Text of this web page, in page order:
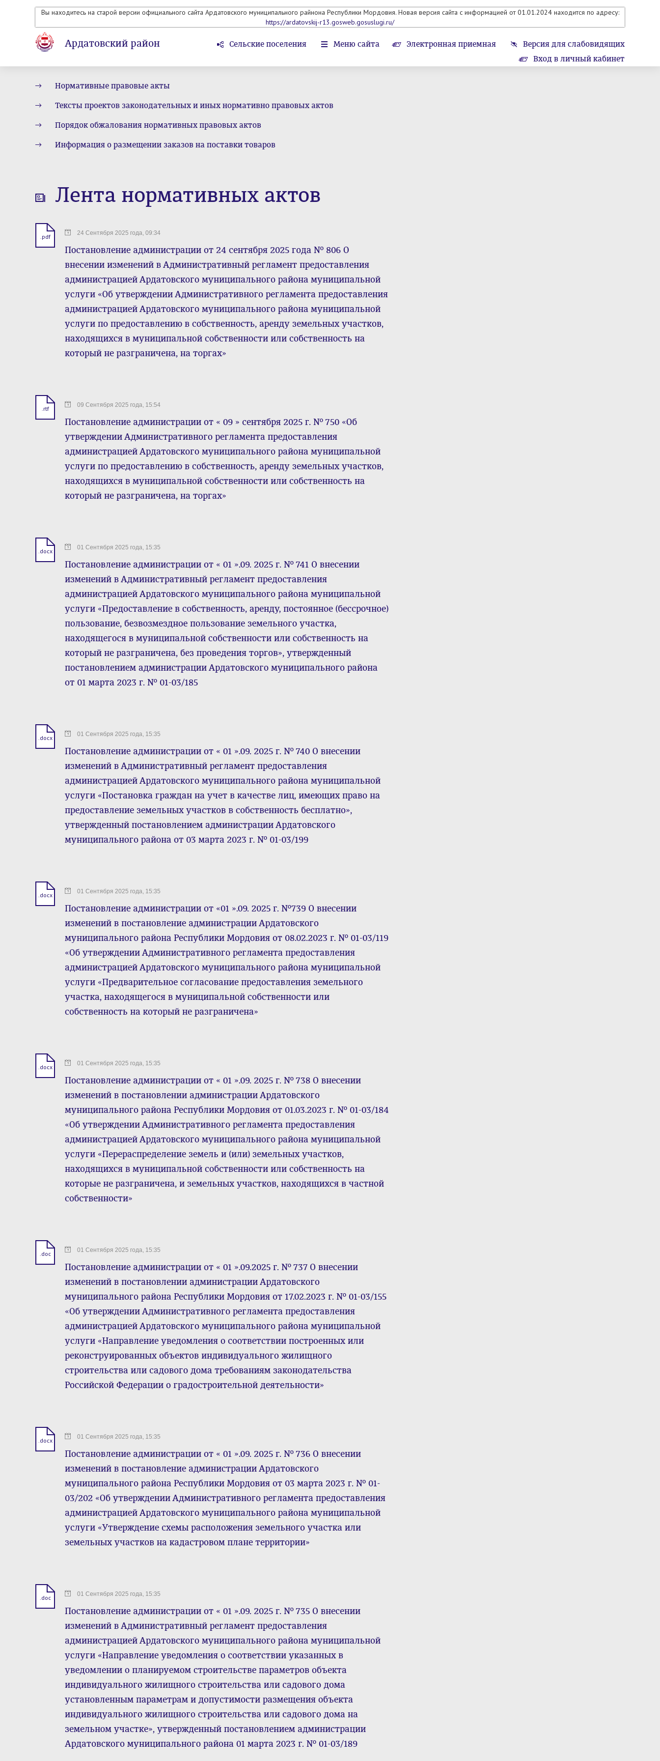
Вы находитесь на старой версии официального сайта Ардатовского муниципального райнона Республики Мордовия. Новая версия сайта с информацией от 01.01.2024 находится по адресу:
https://ardatovskij-r13.gosweb.gosuslugi.ru/
Ардатовский район Сельские поселения Меню сайта Электронная приемная
Версия для слабовидящих
Вход в личный кабинет
Нормативные правовые акты
Тексты проектов законодательных и иных нормативно правовых актов
Порядок обжалования нормативных правовых актов
Информация о размещении заказов на поставки товаров
Лента нормативных актов
.pdf 24 Сентября 2025 года, 09:34
Постановление администрации от 24 сентября 2025 года № 806 О
внесении изменений в Административный регламент предоставления
администрацией Ардатовского муниципального района муниципальной
услуги «Об утверждении Административного регламента предоставления
администрацией Ардатовского муниципального района муниципальной
услуги по предоставлению в собственность, аренду земельных участков,
находящихся в муниципальной собственности или собственность на
который не разграничена, на торгах»
.rtf 09 Сентября 2025 года, 15:54
Постановление администрации от « 09 » сентября 2025 г. № 750 «Об
утверждении Административного регламента предоставления
администрацией Ардатовского муниципального района муниципальной
услуги по предоставлению в собственность, аренду земельных участков,
находящихся в муниципальной собственности или собственность на
который не разграничена, на торгах»
.docx 01 Сентября 2025 года, 15:35
Постановление администрации от « 01 ».09. 2025 г. № 741 О внесении
изменений в Административный регламент предоставления
администрацией Ардатовского муниципального района муниципальной
услуги «Предоставление в собственность, аренду, постоянное (бессрочное)
пользование, безвозмездное пользование земельного участка,
находящегося в муниципальной собственности или собственность на
который не разграничена, без проведения торгов», утвержденный
постановлением администрации Ардатовского муниципального района
от 01 марта 2023 г. № 01-03/185
.docx 01 Сентября 2025 года, 15:35
Постановление администрации от « 01 ».09. 2025 г. № 740 О внесении
изменений в Административный регламент предоставления
администрацией Ардатовского муниципального района муниципальной
услуги «Постановка граждан на учет в качестве лиц, имеющих право на
предоставление земельных участков в собственность бесплатно»,
утвержденный постановлением администрации Ардатовского
муниципального района от 03 марта 2023 г. № 01-03/199
.docx 01 Сентября 2025 года, 15:35
Постановление администрации от «01 ».09. 2025 г. №739 О внесении
изменений в постановление администрации Ардатовского
муниципального района Республики Мордовия от 08.02.2023 г. № 01-03/119
«Об утверждении Административного регламента предоставления
администрацией Ардатовского муниципального района муниципальной
услуги «Предварительное согласование предоставления земельного
участка, находящегося в муниципальной собственности или
собственность на который не разграничена»
.docx 01 Сентября 2025 года, 15:35
Постановление администрации от « 01 ».09. 2025 г. № 738 О внесении
изменений в постановлении администрации Ардатовского
муниципального района Республики Мордовия от 01.03.2023 г. № 01-03/184
«Об утверждении Административного регламента предоставления
администрацией Ардатовского муниципального района муниципальной
услуги «Перераспределение земель и (или) земельных участков,
находящихся в муниципальной собственности или собственность на
которые не разграничена, и земельных участков, находящихся в частной
собственности»
.doc 01 Сентября 2025 года, 15:35
Постановление администрации от « 01 ».09.2025 г. № 737 О внесении
изменений в постановлении администрации Ардатовского
муниципального района Республики Мордовия от 17.02.2023 г. № 01-03/155
«Об утверждении Административного регламента предоставления
администрацией Ардатовского муниципального района муниципальной
услуги «Направление уведомления о соответствии построенных или
реконструированных объектов индивидуального жилищного
строительства или садового дома требованиям законодательства
Российской Федерации о градостроительной деятельности»
.docx 01 Сентября 2025 года, 15:35
Постановление администрации от « 01 ».09. 2025 г. № 736 О внесении
изменений в постановление администрации Ардатовского
муниципального района Республики Мордовия от 03 марта 2023 г. № 01-
03/202 «Об утверждении Административного регламента предоставления
администрацией Ардатовского муниципального района муниципальной
услуги «Утверждение схемы расположения земельного участка или
земельных участков на кадастровом плане территории»
.doc 01 Сентября 2025 года, 15:35
Постановление администрации от « 01 ».09. 2025 г. № 735 О внесении
изменений в Административный регламент предоставления
администрацией Ардатовского муниципального района муниципальной
услуги «Направление уведомления о соответствии указанных в
уведомлении о планируемом строительстве параметров объекта
индивидуального жилищного строительства или садового дома
установленным параметрам и допустимости размещения объекта
индивидуального жилищного строительства или садового дома на
земельном участке», утвержденный постановлением администрации
Ардатовского муниципального района 01 марта 2023 г. № 01-03/189